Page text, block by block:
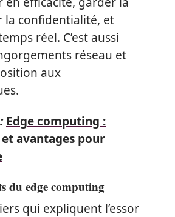
la confidentialité, et
réel. C’est aussi
réseau et
aux
Edge computing :
avantages pour
du edge computing
qui expliquent l’essor